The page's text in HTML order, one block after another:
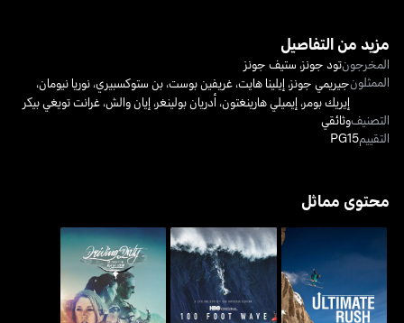
مزيد من التفاصيل
المخرجونتود جونز، ستيف جونز
الممثلونجيريمي جونز، إيلينا هايت،غريفين بوست،بن ستوكسبيري،نوريا نيومان،
إيريك بومر، إيميلي هارينغتون،أدريان بولينغر، إيان والش،غرانت تويغي بيكر
التصنيفوثائقي
التقييمPG15
محتوى مماثل
ألتيميتس راش 100 فوت ويف
درايفينغ ديرتي ذا رود تو ذا
باها 1000